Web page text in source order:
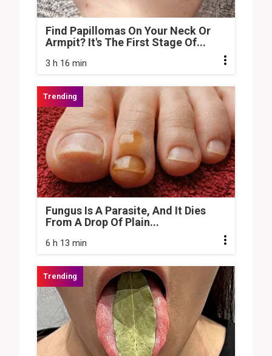
Find Papillomas On Your Neck Or
Armpit? It's The First Stage Of...
3 h 16 min
Fungus Is A Parasite, And It Dies
From A Drop Of Plain...
6 h 13 min